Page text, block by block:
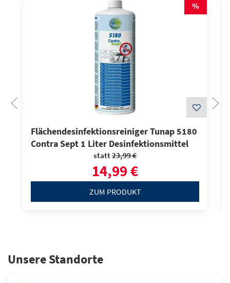
%
Flächendesinfektionsreiniger Tunap 5180
Contra Sept 1 Liter Desinfektionsmittel
statt23,99 €
14,99 €
ZUM PRODUKT
Unsere Standorte